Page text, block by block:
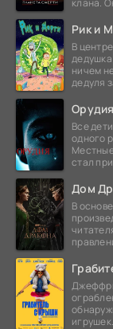
Рик и
В
ничем
дедуля
Все
одного
стал
Дом
В